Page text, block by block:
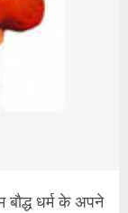
बौद्ध धर्म के अपने